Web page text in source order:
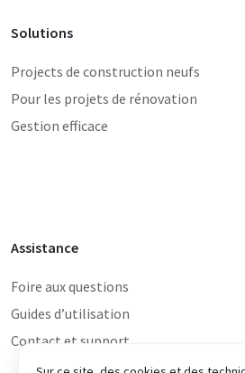
Solutions
Projects de construction neufs
Pour les projets de rénovation
Gestion efficace
Assistance
Foire aux questions
Guides d’utilisation
Contact et support